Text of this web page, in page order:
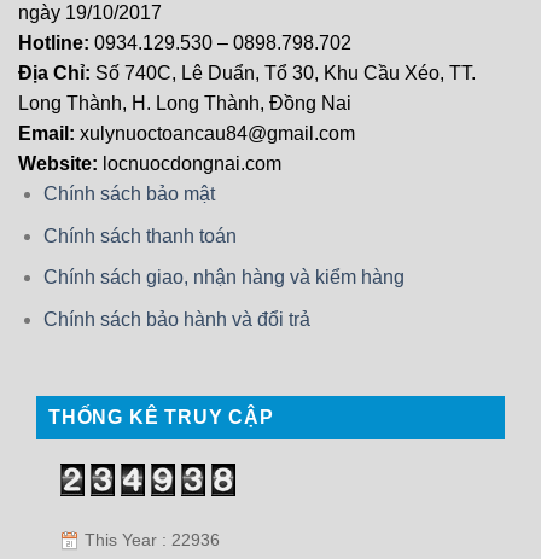
ngày 19/10/2017
Hotline: 0934.129.530 – 0898.798.702
Địa Chỉ: Số 740C, Lê Duẩn, Tổ 30, Khu Cầu Xéo, TT.
Long Thành, H. Long Thành, Đồng Nai
Email: xulynuoctoancau84@gmail.com
Website: locnuocdongnai.com
Chính sách bảo mật
Chính sách thanh toán
Chính sách giao, nhận hàng và kiểm hàng
Chính sách bảo hành và đổi trả
THỐNG KÊ TRUY CẬP
This Year : 22936